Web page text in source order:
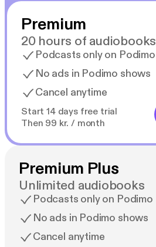
Premium
20 hours of audiobooks
Podcasts only on Podimo
No ads in Podimo shows
Cancel anytime
Start 14 days free trial
Then 99 kr. / month
Premium Plus
Unlimited audiobooks
Podcasts only on Podimo
No ads in Podimo shows
Cancel anytime